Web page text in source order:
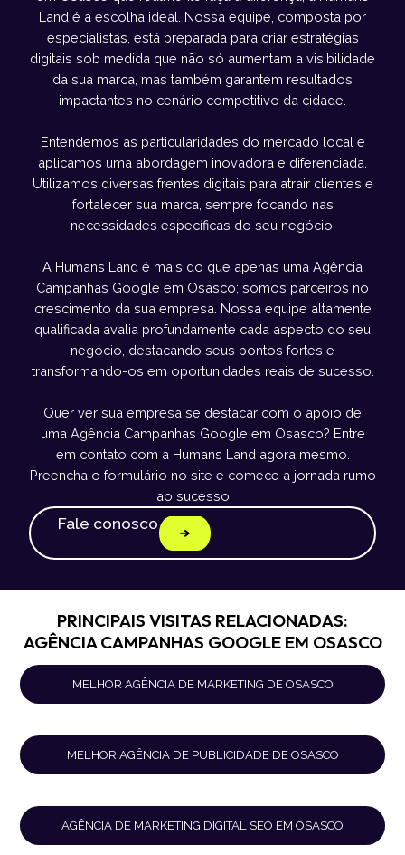
Land é a escolha ideal. Nossa equipe, composta por
especialistas, está preparada para criar estratégias
digitais sob medida que não só aumentam a visibilidade
da sua marca, mas também garantem resultados
impactantes no cenário competitivo da cidade.
Entendemos as particularidades do mercado local e
aplicamos uma abordagem inovadora e diferenciada.
Utilizamos diversas frentes digitais para atrair clientes e
fortalecer sua marca, sempre focando nas
necessidades específicas do seu negócio.
A Humans Land é mais do que apenas uma Agência
Campanhas Google em Osasco; somos parceiros no
crescimento da sua empresa. Nossa equipe altamente
qualificada avalia profundamente cada aspecto do seu
negócio, destacando seus pontos fortes e
transformando-os em oportunidades reais de sucesso.
Quer ver sua empresa se destacar com o apoio de
uma Agência Campanhas Google em Osasco? Entre
em contato com a Humans Land agora mesmo.
Preencha o formulário no site e comece a jornada rumo
ao sucesso!
Fale conosco
PRINCIPAIS VISITAS RELACIONADAS:
AGÊNCIA CAMPANHAS GOOGLE EM OSASCO
MELHOR AGÊNCIA DE MARKETING DE OSASCO
MELHOR AGÊNCIA DE PUBLICIDADE DE OSASCO
AGÊNCIA DE MARKETING DIGITAL SEO EM OSASCO